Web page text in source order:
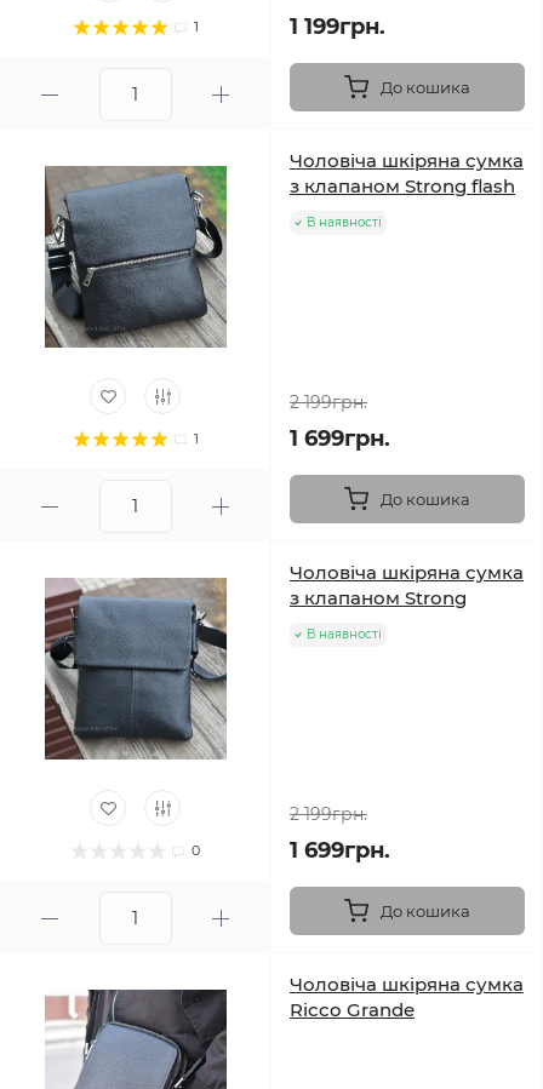
1 1 199грн.
До кошика
1
Чоловіча шкіряна сумка
з клапаном Strong flash
В наявності
2 199грн.
1 699грн.
До кошика
0
Чоловіча шкіряна сумка
з клапаном Strong
В наявності
2 199грн.
1 699грн.
До кошика
Чоловіча шкіряна сумка
Ricco Grande